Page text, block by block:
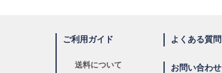
ご利用ガイド
送料について
よくある質問
お問い合わせ